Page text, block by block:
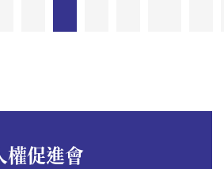
權促進會